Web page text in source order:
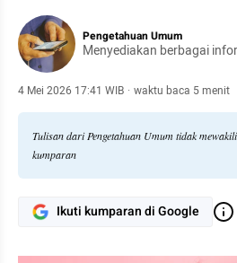
Pengetahuan Umum
Menyediakan berbagai
4 Mei 2026 17:41 WIB · waktu baca 5 menit
Tulisan dari Pengetahuan Umum tidak
kumparan
Ikuti kumparan di Google